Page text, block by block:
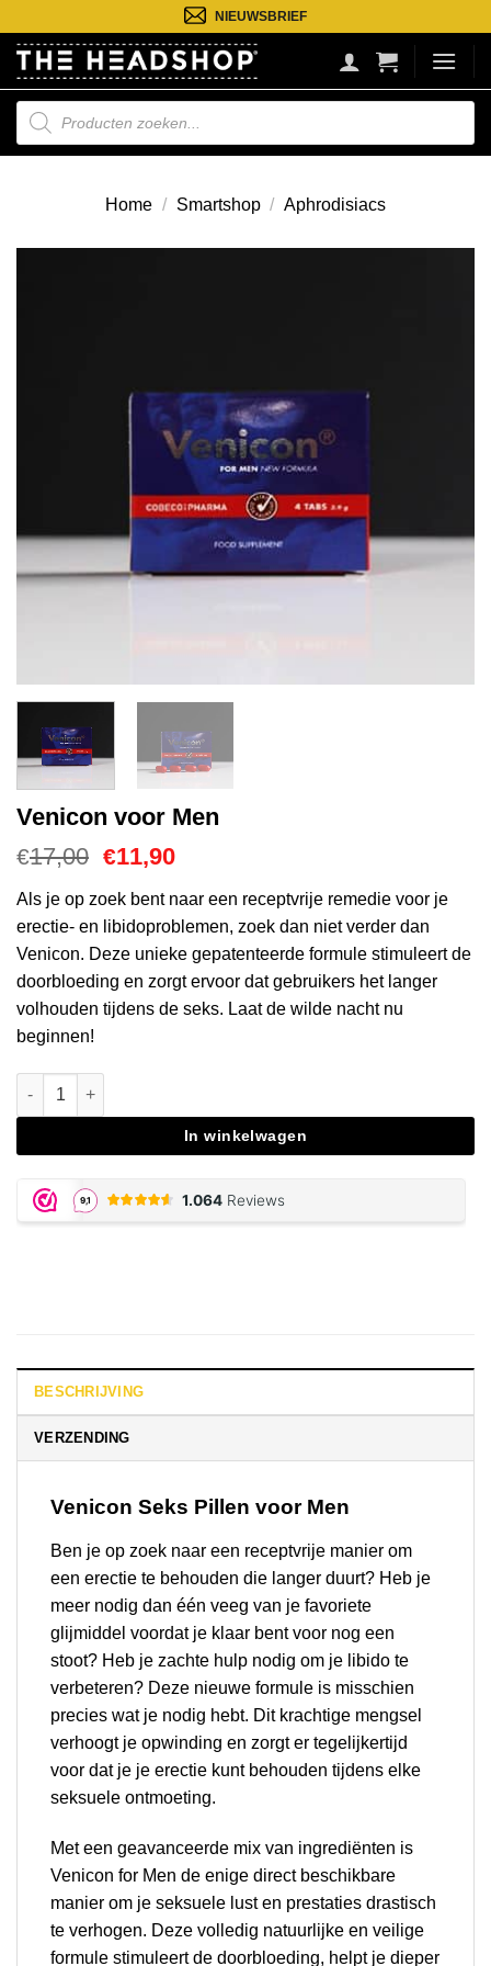
naar
inhoud
NIEUWSBRIEF
Producten
zoeken
Home / Smartshop / Aphrodisiacs
Venicon voor Men
€17,00 Oorspronkelijke
was:
€17,00.
€11,90Huidige
is:
€11,90.
Als je op zoek bent naar een receptvrije remedie voor je
erectie- en libidoproblemen, zoek dan niet verder dan
Venicon. Deze unieke gepatenteerde formule stimuleert de
doorbloeding en zorgt ervoor dat gebruikers het langer
volhouden tijdens de seks. Laat de wilde nacht nu
beginnen!
Venicon for Men aantal
In winkelwagen
BESCHRIJVING
VERZENDING
Venicon Seks Pillen voor Men
Ben je op zoek naar een receptvrije manier om
een erectie te behouden die langer duurt? Heb je
meer nodig dan één veeg van je favoriete
glijmiddel voordat je klaar bent voor nog een
stoot? Heb je zachte hulp nodig om je libido te
verbeteren? Deze nieuwe formule is misschien
precies wat je nodig hebt. Dit krachtige mengsel
verhoogt je opwinding en zorgt er tegelijkertijd
voor dat je je erectie kunt behouden tijdens elke
seksuele ontmoeting.
Met een geavanceerde mix van ingrediënten is
Venicon for Men de enige direct beschikbare
manier om je seksuele lust en prestaties drastisch
te verhogen. Deze volledig natuurlijke en veilige
formule stimuleert de doorbloeding, helpt je dieper